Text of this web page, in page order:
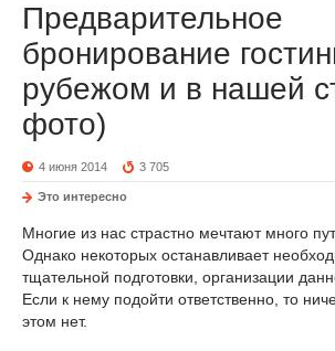
Предварительное
бронирование
рубежом и в нашей
фото)
4 июня 2014 3 705
Это интересно
Многие из нас страстно мечтают много
Однако некоторых останавливает
тщательной подготовки, организации
Если к нему подойти ответственно, то
этом нет.